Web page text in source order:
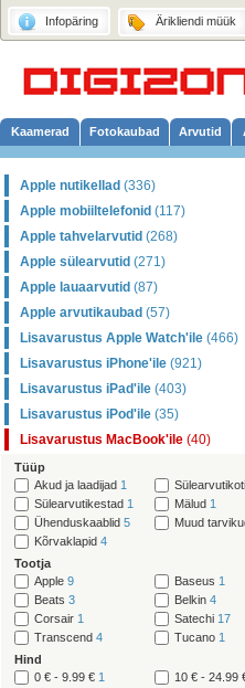
Infopäring Ärikliendi müük
Kaamerad Fotokaubad Arvutid
Apple nutikellad (336)
Apple mobiiltelefonid (117)
Apple tahvelarvutid (268)
Apple sülearvutid (271)
Apple lauaarvutid (87)
Apple arvutikaubad (57)
Lisavarustus Apple Watch'ile (466)
Lisavarustus iPhone'ile (921)
Lisavarustus iPad'ile (403)
Lisavarustus iPod'ile (35)
Lisavarustus MacBook'ile (40)
Tüüp
Akud ja laadijad 1
Sülearvutikestad 1 Mälud 1
Ühenduskaablid 5 Muud
Kõrvaklapid 4
Tootja
Apple 9 Baseus 1
Beats 3 Belkin 4
Corsair 1 Satechi 17
Transcend 4 Tucano 1
Hind
0 € - 9.99 € 1 10 € - 24.99